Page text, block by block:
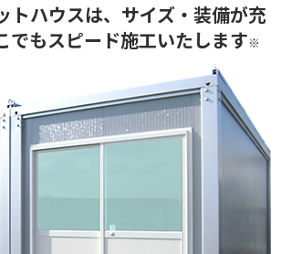
トハウスは、サイズ・装備が充
でもスピード施工いたします※